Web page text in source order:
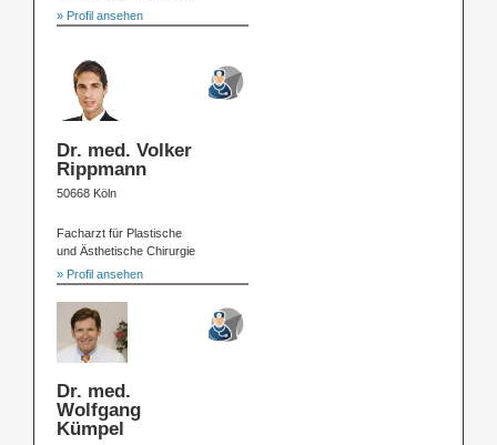
» Profil ansehen
Dr. med. Volker
Rippmann
50668 Köln
Facharzt für Plastische
und Ästhetische Chirurgie
» Profil ansehen
Dr. med.
Wolfgang
Kümpel